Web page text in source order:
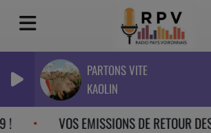
PARTONS VITE
KAOLIN
! VOS EMISSIONS DE RETOUR